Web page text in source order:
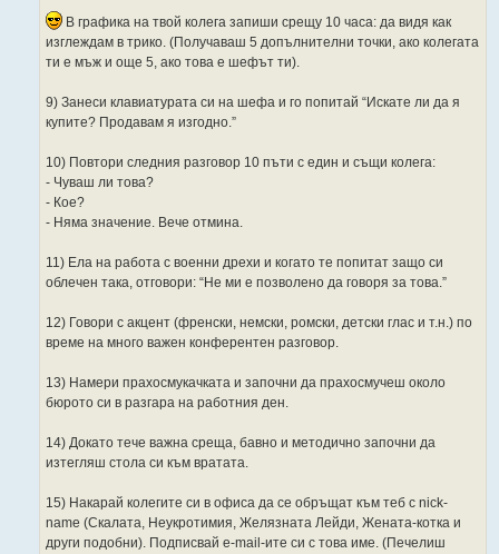
В графика на твой колега запиши срещу 10 часа: да видя как
изглеждам в трико. (Получаваш 5 допълнителни точки, ако колегата
ти е мъж и още 5, ако това е шефът ти).
9) Занеси клавиатурата си на шефа и го попитай “Искате ли да я
купите? Продавам я изгодно.”
10) Повтори следния разговор 10 пъти с един и същи колега:
- Чуваш ли това?
- Кое?
- Няма значение. Вече отмина.
11) Ела на работа с военни дрехи и когато те попитат защо си
облечен така, отговори: “Не ми е позволено да говоря за това.”
12) Говори с акцент (френски, немски, ромски, детски глас и т.н.) по
време на много важен конферентен разговор.
13) Намери прахосмукачката и започни да прахосмучеш около
бюрото си в разгара на работния ден.
14) Докато тече важна среща, бавно и методично започни да
изтегляш стола си към вратата.
15) Накарай колегите си в офиса да се обръщат към теб с nick-
name (Скалата, Неукротимия, Желязната Лейди, Жената-котка и
други подобни). Подписвай e-mail-ите си с това име. (Печелиш